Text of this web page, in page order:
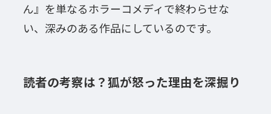
ん』を単なるホラーコメディで終わらせな
い、深みのある作品にしているのです。
読者の考察は？狐が怒った理由を深掘り